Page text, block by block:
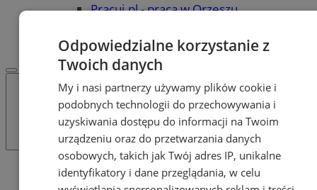
Pracuj.pl - praca w Orzeszu
WSPÓŁPRACA
Tag: akcesoria
Odpowiedzialne korzystanie z
Twoich danych
My i nasi partnerzy używamy plików cookie i
podobnych technologii do przechowywania i
uzyskiwania dostępu do informacji na Twoim
urządzeniu oraz do przetwarzania danych
osobowych, takich jak Twój adres IP, unikalne
identyfikatory i dane przeglądania, w celu